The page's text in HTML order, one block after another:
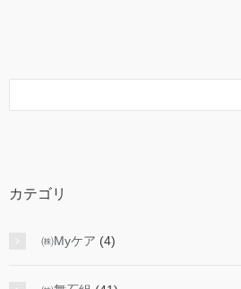
カテゴリ
㈱Myケア (4)